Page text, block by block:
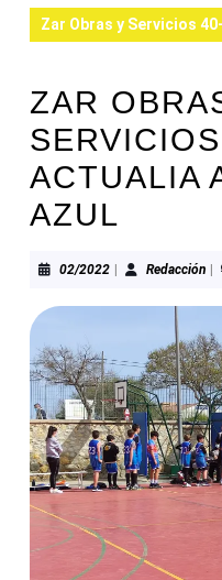
Zar Obras y Servicios
ZAR
ACTUALIA
AZUL
02/202202/2022Redacción